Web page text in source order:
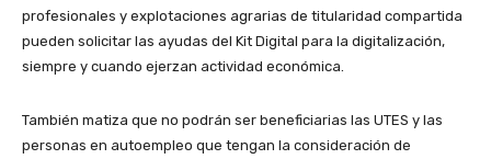
profesionales y explotaciones agrarias de titularidad compartida
pueden solicitar las ayudas del Kit Digital para la digitalización,
siempre y cuando ejerzan actividad económica.
También matiza que no podrán ser beneficiarias las UTES y las
personas en autoempleo que tengan la consideración de